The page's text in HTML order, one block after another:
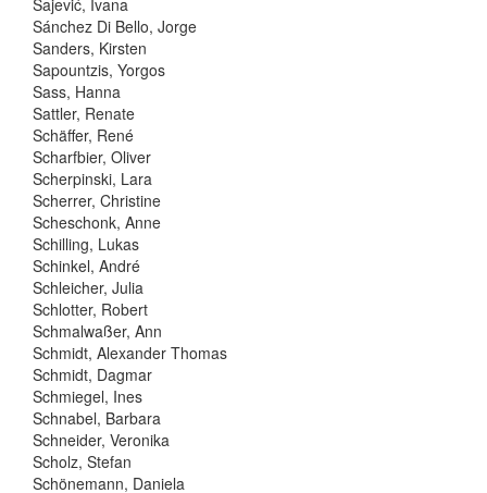
Sánchez Di Bello, Jorge
Sanders, Kirsten
Sapountzis, Yorgos
Sass, Hanna
Sattler, Renate
Schäffer, René
Scharfbier, Oliver
Scherpinski, Lara
Scherrer, Christine
Scheschonk, Anne
Schilling, Lukas
Schinkel, André
Schleicher, Julia
Schlotter, Robert
Schmalwaßer, Ann
Schmidt, Alexander Thomas
Schmidt, Dagmar
Schmiegel, Ines
Schnabel, Barbara
Schneider, Veronika
Scholz, Stefan
Schönemann, Daniela